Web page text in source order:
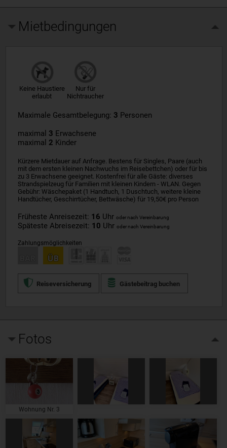
Mietbedingungen
Keine Haustiere
erlaubt
Nur für
Nichtraucher
Maximale Gesamtbelegung: 3 Personen
maximal 3 Erwachsene
maximal 2 Kinder
Kürzere Mietdauer auf Anfrage. Bestens für Singles, Paare (auch
mit dem ersten kleinen Nachwuchs im Reisebettchen) oder für bis
zu 3 Erwachsene geeignet. Kostenfrei für alle Gäste: diverses
Strandspielzeug für Familien mit kleinen Kindern - WLAN. Gegen
Gebühr: Wäschepaket (1 Handtuch, 1 Duschtuch, weitere kleine
Handtücher, Geschirrtücher, Bettwäsche) für 19,50€ pro Person
Früheste Anreisezeit: 16 Uhr oder nach Vereinbarung
Späteste Abreisezeit: 10 Uhr oder nach Vereinbarung
Zahlungsmöglichkeiten
Reiseversicherung Gästebeitrag buchen
Fotos
Wohnung Nr. 3